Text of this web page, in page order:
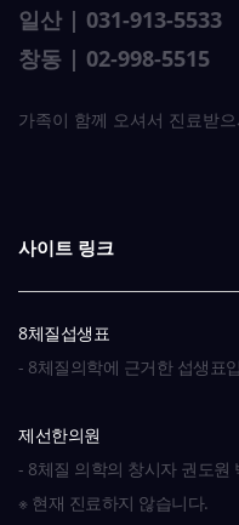
일산 | 031-913-5533
창동 | 02-998-5515
가족이 함께 오셔서 진료받
사이트 링크
8체질섭생표
- 8체질의학에 근거한 섭생표
제선한의원
- 8체질 의학의 창시자 권도원
※ 현재 진료하지 않습니다.